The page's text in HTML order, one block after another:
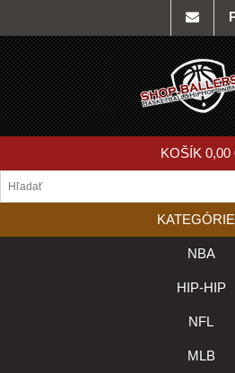
KOŠÍK 0,00
KATEGÓRIE
NBA
HIP-HIP
NFL
MLB